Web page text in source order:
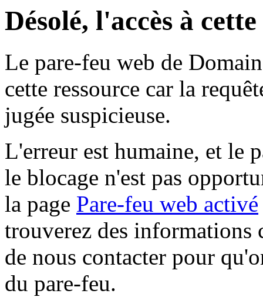
Désolé, l'accès à
Le pare-feu web de
cette ressource car la
jugée suspicieuse.
L'erreur est humaine, et le
le blocage n'est pas
la page Pare-feu web activé
trouverez des informations
de nous contacter pour
du pare-feu.